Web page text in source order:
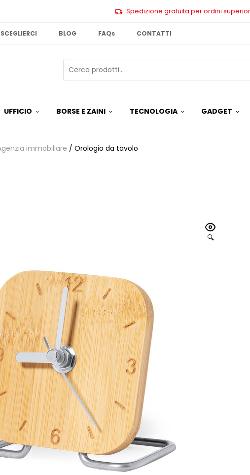
Spedizione gratuita per ordini
BLOG FAQs CONTATTI
UFFICIO BORSE E ZAINI TECNOLOGIA GADGET
immobiliare / Orologio da tavolo
🔍